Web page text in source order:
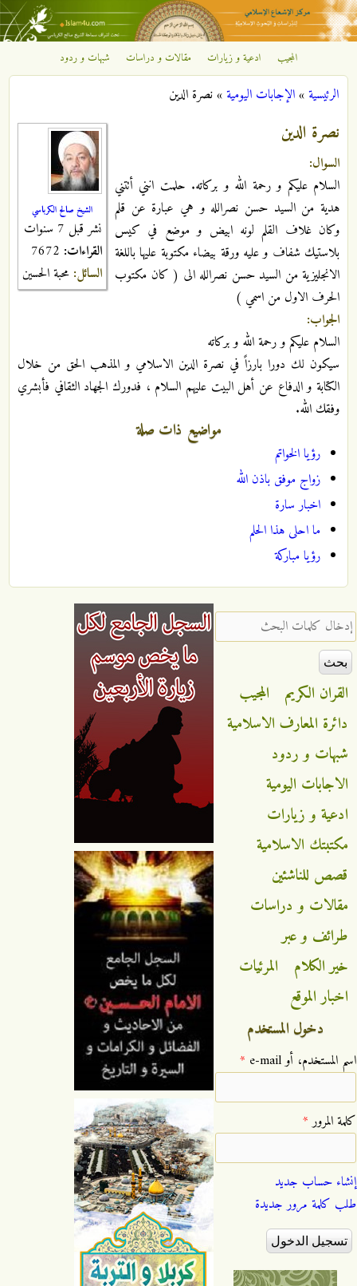
تجاوز إلى المحتوى الرئيسي
مركز
الإشعاع
الإسلامي
المجيب ادعية و زيارات مقالات و دراسات شبهات و ردود
أنت هنا
الرئيسية»الإجابات اليومية»نصرة الدين
الشيخ صالح الكرباسي
نشر قبل 7 سنوات
القراءات:
السائل: محبة الحسين
نصرة الدين
السوال:
السلام عليكم و رحمة الله و بركاته. حلمت انني أتتني
هدية من السيد حسن نصرالله و هي عبارة عن قلم
وكان غلاف القلم لونه ابيض و موضع في كيس
بلاستيك شفاف و عليه ورقة بيضاء مكتوبة عليها باللغة
الانجليزية من السيد حسن نصرالله الى ( كان مكتوب
الحرف الاول من اسمي )
الجواب:
السلام عليكم و رحمة الله و بركاته
سيكون لك دورا بارزاً في نصرة الدين الاسلامي و المذهب الحق من خلال
الكتابة و الدفاع عن أهل البيت عليهم السلام ، فدورك الجهاد الثقافي فأبشري
وفقك الله.
مواضيع ذات صلة
رؤيا الخواتم
زواج موفق باذن الله
اخبار سارة
ما احلى هذا الحلم
رؤيا مباركة
‏إدخال كلمات البحث ‏
القران الكريم
المجيب
دائرة المعارف الاسلامية
شبهات و ردود
الاجابات اليومية
ادعية و زيارات
مكتبتك الاسلامية
قصص للناشئين
مقالات و دراسات
طرائف و عبر
خير الكلام
المرئيات
اخبار الموقع
دخول المستخدم
‏اسم المستخدم، أو e-mail ‏ *
‏كلمة المرور ‏*
إنشاء حساب جديد
طلب كلمة مرور جديدة